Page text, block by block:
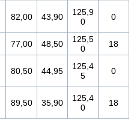
82,00 43,90
125,9
0
0
77,00 48,50
125,5
0
18
80,50 44,95
125,4
5
0
89,50 35,90
125,4
0
18